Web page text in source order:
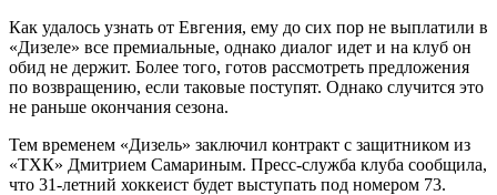
Как удалось узнать от Евгения, ему до сих пор не выплатили в
«Дизеле» все премиальные, однако диалог идет и на клуб он
обид не держит. Более того, готов рассмотреть предложения
по возвращению, если таковые поступят. Однако случится это
не раньше окончания сезона.
Тем временем «Дизель» заключил контракт с защитником из
«ТХК» Дмитрием Самариным. Пресс-служба клуба сообщила,
что 31-летний хоккеист будет выступать под номером 73.